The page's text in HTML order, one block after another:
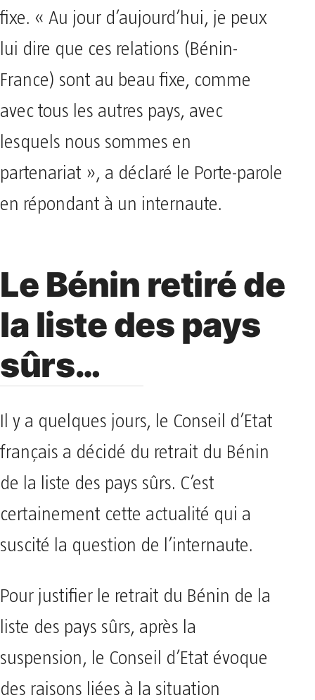
fixe. « Au jour d’aujourd’hui, je peux
lui dire que ces relations (Bénin-
France) sont au beau fixe, comme
avec tous les autres pays, avec
lesquels nous sommes en
partenariat », a déclaré le Porte-parole
en répondant à un internaute.
Le Bénin retiré de
la liste des pays
sûrs…
Il y a quelques jours, le Conseil d’Etat
français a décidé du retrait du Bénin
de la liste des pays sûrs. C’est
certainement cette actualité qui a
suscité la question de l’internaute.
Pour justifier le retrait du Bénin de la
liste des pays sûrs, après la
suspension, le Conseil d’Etat évoque
des raisons liées à la situation